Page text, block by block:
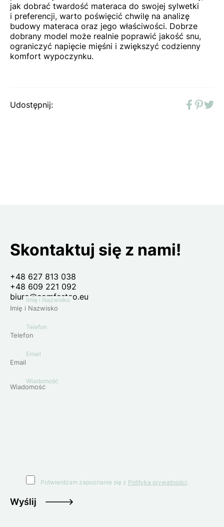
jak dobrać twardość materaca do swojej sylwetki
i preferencji, warto poświęcić chwilę na analizę
budowy materaca oraz jego właściwości. Dobrze
dobrany model może realnie poprawić jakość snu,
ograniczyć napięcie mięśni i zwiększyć codzienny
komfort wypoczynku.
Udostępnij:
Skontaktuj się z nami!
+48 627 813 038
+48 609 221 092
biuro@comforteo.eu
Imię i Nazwisko
Telefon
Email
Wiadomość
Potwierdzam zapoznanie się z Polityką prywatności.
Wyślij